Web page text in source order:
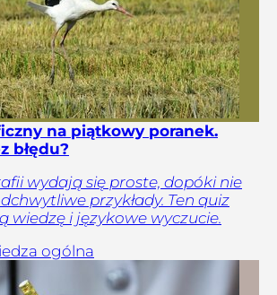
na piątkowy poranek.
błędu?
wydają się proste, dopóki nie
przykłady. Ten quiz
wiedzę i językowe wyczucie.
ogólna